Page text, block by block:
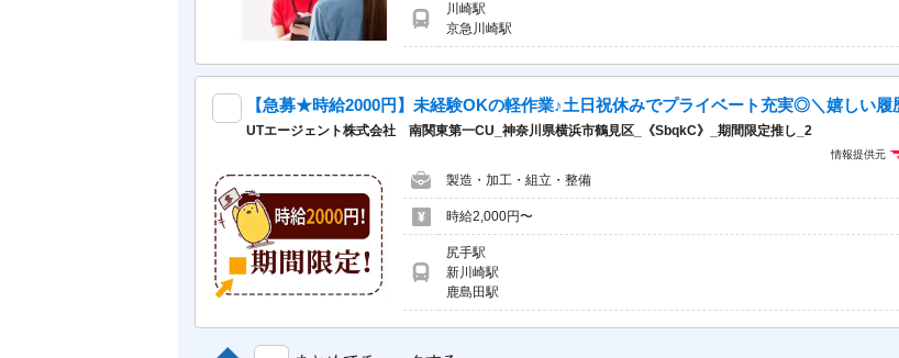
川崎駅
京急川崎駅
UTエージェント株式会社 南関東第一CU_神奈川県横浜市鶴見区_《SbqkC》_期間限定推し_2
情報提供元
製造・加工・組立・整備
時給2,000円〜
尻手駅
新川崎駅
鹿島田駅